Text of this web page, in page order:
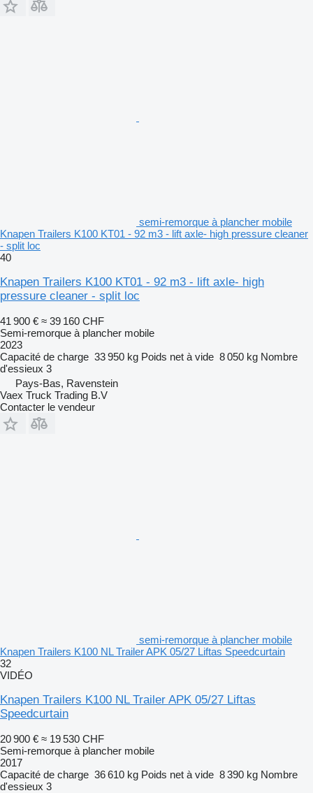
semi-remorque à plancher mobile
Knapen Trailers K100 KT01 - 92 m3 - lift axle- high pressure cleaner
- split loc
40
Knapen Trailers K100 KT01 - 92 m3 - lift axle- high
pressure cleaner - split loc
41 900 € ≈ 39 160 CHF
Semi-remorque à plancher mobile
2023
Capacité de charge 33 950 kg Poids net à vide 8 050 kg Nombre
d'essieux 3
Pays-Bas, Ravenstein
Vaex Truck Trading B.V
Contacter le vendeur
semi-remorque à plancher mobile
Knapen Trailers K100 NL Trailer APK 05/27 Liftas Speedcurtain
32
VIDÉO
Knapen Trailers K100 NL Trailer APK 05/27 Liftas
Speedcurtain
20 900 € ≈ 19 530 CHF
Semi-remorque à plancher mobile
2017
Capacité de charge 36 610 kg Poids net à vide 8 390 kg Nombre
d'essieux 3